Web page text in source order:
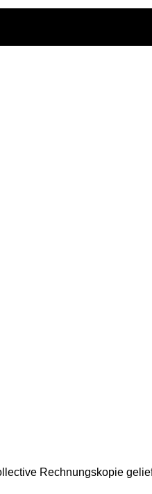
Rechnungskopie